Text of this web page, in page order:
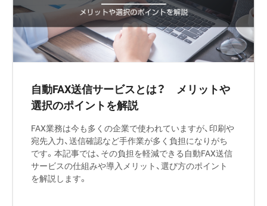
自動FAX送信サービスとは？ メリットや
選択のポイントを解説
FAX業務は今も多くの企業で使われていますが、印刷や
宛先入力、送信確認など手作業が多く負担になりがち
です。本記事では、その負担を軽減できる自動FAX送信
サービスの仕組みや導入メリット、選び方のポイント
を解説します。